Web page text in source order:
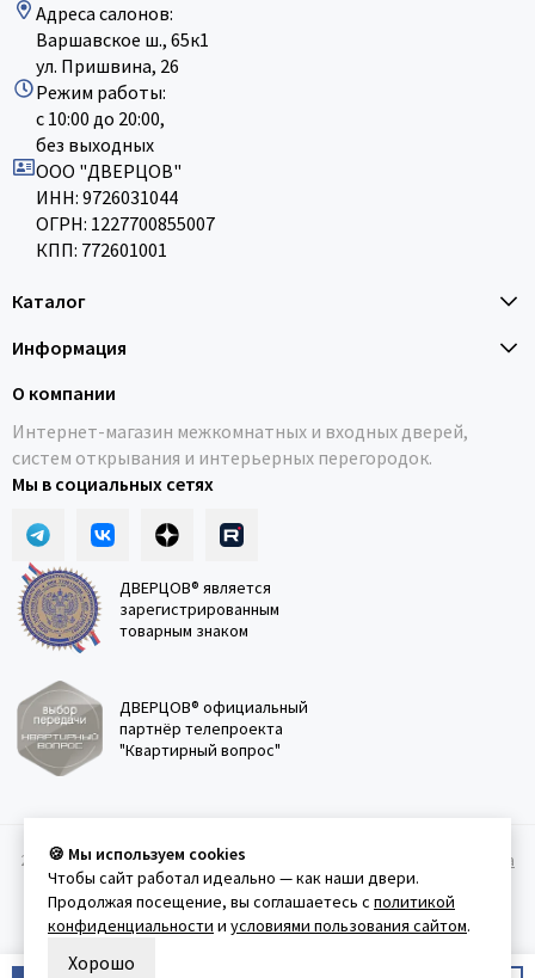
Адреса салонов:
Варшавское ш., 65к1
ул. Пришвина, 26
Режим работы:
с 10:00 до 20:00,
без выходных
ООО "ДВЕРЦОВ"
ИНН: 9726031044
ОГРН: 1227700855007
КПП: 772601001
Каталог
Информация
О компании
Интернет-магазин межкомнатных и входных дверей,
систем открывания и интерьерных перегородок.
Мы в социальных сетях
ДВЕРЦОВ® является
зарегистрированным
товарным знаком
ДВЕРЦОВ® официальный
партнёр телепроекта
"Квартирный вопрос"
2011-2026 © Дверцов. Карта сайта
Политика
конфеденциальности Условия использования сайта
🍪 Мы используем cookies
Чтобы сайт работал идеально — как наши двери.
Продолжая посещение, вы соглашаетесь с политикой
конфиденциальности и условиями пользования сайтом.
Хорошо